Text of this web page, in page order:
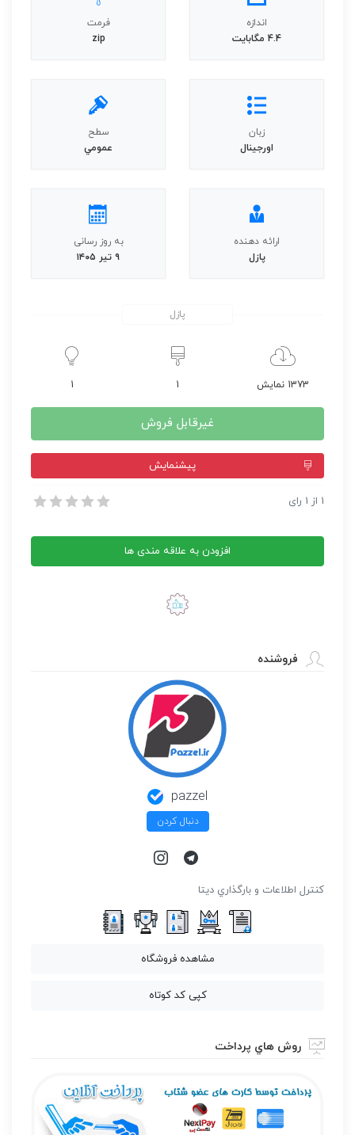
اندازه
4.4 مگابايت
فرمت
zip
زبان
اورجينال
سطح
عمومي
ارائه دهنده
پازل
به روز رسانی
۹ تیر ۱۴۰۵
پازل
1373 نمایش 1
1
غیرقابل فروش
پيشنمايش
قالب وردپرس Cera1 از 1 رای
افزودن به علاقه مندی ها
فروشنده
pazzel
دنبال کردن
كنترل اطلاعات و بارگذاري ديتا
مشاهده فروشگاه
کپی کد کوتاه
روش هاي پرداخت